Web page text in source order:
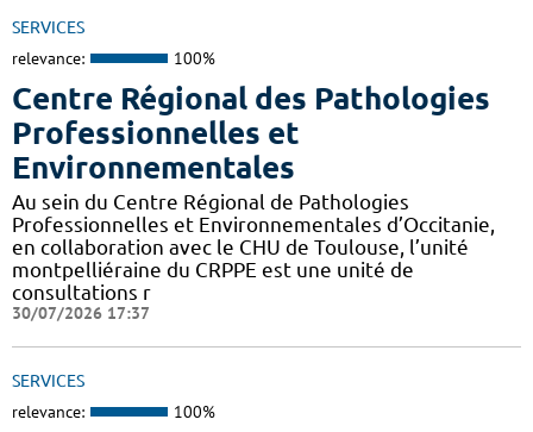
SERVICES
relevance: 100%
Centre Régional des Pathologies
Professionnelles et
Environnementales
Au sein du Centre Régional de Pathologies
Professionnelles et Environnementales d’Occitanie,
en collaboration avec le CHU de Toulouse, l’unité
montpelliéraine du CRPPE est une unité de
consultations r
30/07/2026 17:37
SERVICES
relevance: 100%